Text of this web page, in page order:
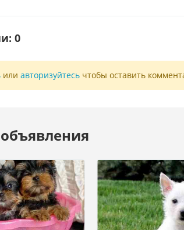
0
или авторизуйтесь чтобы оставить